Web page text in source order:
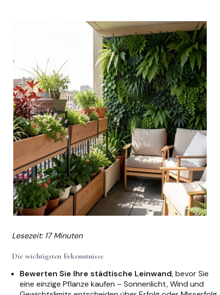
Lesezeit: 17 Minuten
Die wichtigsten Erkenntnisse
Bewerten Sie Ihre städtische Leinwand, bevor Sie
eine einzige Pflanze kaufen – Sonnenlicht, Wind und